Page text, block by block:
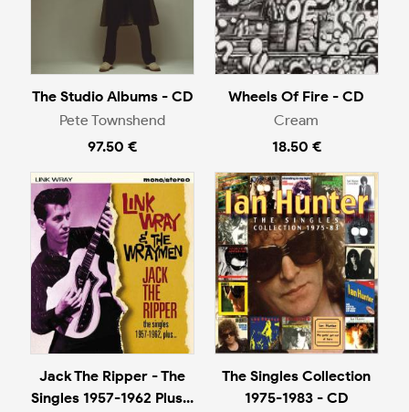
The Studio Albums - CD
Pete Townshend
97.50 €
Wheels Of Fire - CD
Cream
18.50 €
Jack The Ripper - The
Singles 1957-1962 Plus...
The Singles Collection
1975-1983 - CD